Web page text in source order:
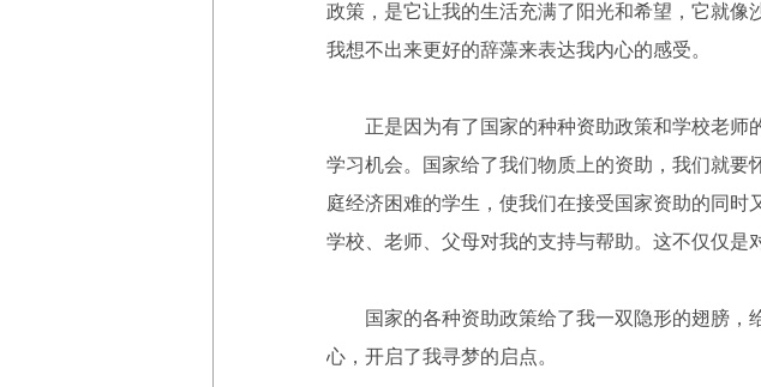
政策，是它让我的生活充满了阳光和希望，它就像
我想不出来更好的辞藻来表达我内心的感受。
正是因为有了国家的种种资助政策和学校老师
学习机会。国家给了我们物质上的资助，我们就
庭经济困难的学生，使我们在接受国家资助的同时
学校、老师、父母对我的支持与帮助。这不仅仅是
国家的各种资助政策给了我一双隐形的翅膀，
心，开启了我寻梦的启点。